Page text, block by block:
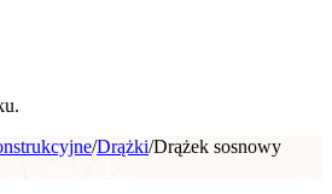
/Drążki/Drążek sosnowy